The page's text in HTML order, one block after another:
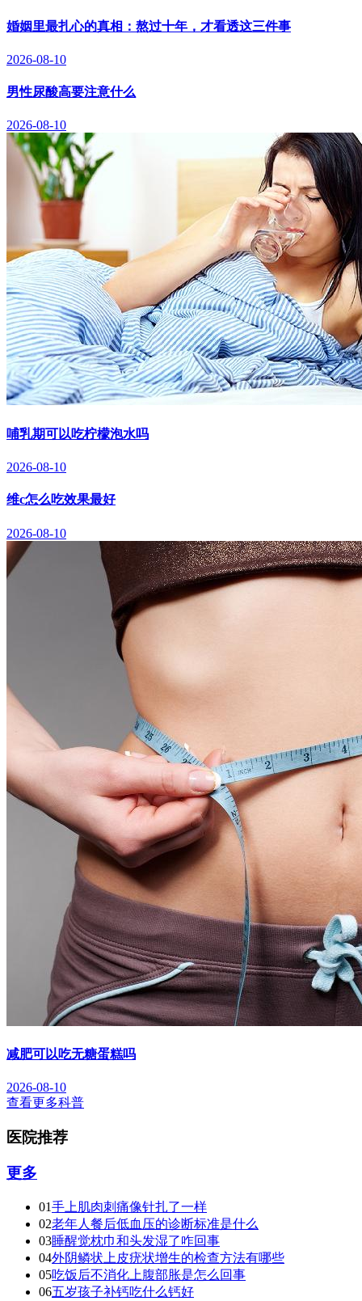
婚姻里最扎心的真相：熬过十年，才看透这三件事
2026-08-10
男性尿酸高要注意什么
2026-08-10
哺乳期可以吃柠檬泡水吗
2026-08-10
维c怎么吃效果最好
2026-08-10
减肥可以吃无糖蛋糕吗
2026-08-10
查看更多科普
医院推荐
更多
01手上肌肉刺痛像针扎了一样
02老年人餐后低血压的诊断标准是什么
03睡醒觉枕巾和头发湿了咋回事
04外阴鳞状上皮疣状增生的检查方法有哪些
05吃饭后不消化上腹部胀是怎么回事
06五岁孩子补钙吃什么钙好